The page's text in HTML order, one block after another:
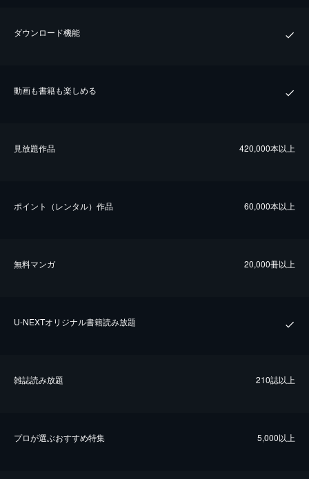
ダウンロード機能
動画も書籍も楽しめる
⾒放題作品 420,000本以上
ポイント（レンタル）作品 60,000本以上
無料マンガ 20,000冊以上
U-NEXTオリジナル書籍読み放題
雑誌読み放題 210誌以上
プロが選ぶおすすめ特集 5,000以上